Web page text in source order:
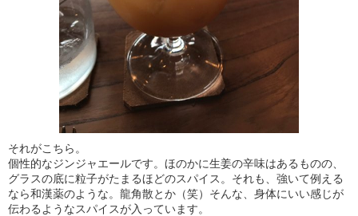
それがこちら。
個性的なジンジャエールです。ほのかに生姜の辛味はあるものの、
グラスの底に粒子がたまるほどのスパイス。それも、強いて例える
なら和漢薬のような。龍角散とか（笑）そんな、身体にいい感じが
伝わるようなスパイスが入っています。